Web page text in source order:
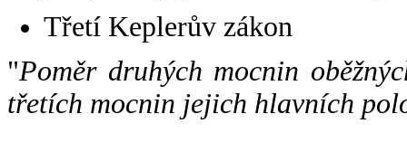
Třetí Keplerův zákon
"Poměr druhých mocnin
třetích mocnin jejich hlavních